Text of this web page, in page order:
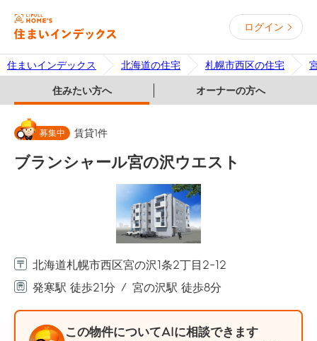
ログイン
住まいインデックス 北海道の住宅 札幌市西区の住宅
住みたい方へ オーナーの方へ
募集中 賃貸1件
ブランシャール宮の沢ウエスト
北海道札幌市西区宮の沢1条2丁目2-12
発寒駅 徒歩21分
宮の沢駅 徒歩8分
この物件についてAIに相談できます